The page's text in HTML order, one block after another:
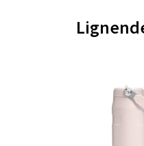
Trondheim -